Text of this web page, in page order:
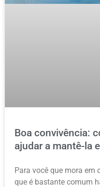
Boa convivência:
ajudar a mantê-la
Para você que mora em
que é bastante comum